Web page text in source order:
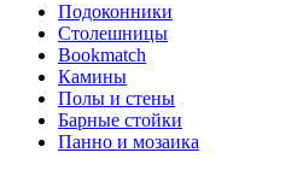
Подоконники
Столешницы
Bookmatch
Камины
Полы и стены
Барные стойки
Панно и мозаика